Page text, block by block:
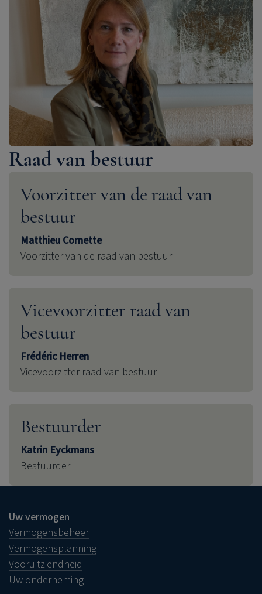
Raad van bestuur
Voorzitter van de raad van
bestuur
Matthieu Cornette
Voorzitter van de raad van bestuur
Vicevoorzitter raad van
bestuur
Frédéric Herren
Vicevoorzitter raad van bestuur
Bestuurder
Katrin Eyckmans
Bestuurder
Uw vermogen
Vermogensbeheer
Vermogensplanning
Vooruitziendheid
Uw onderneming